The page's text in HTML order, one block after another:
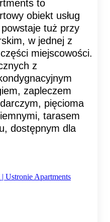
to
obiekt usług
tuż przy
w jednej z
miejscowości.
z
zapleczem
pięcioma
tarasem
dostępnym dla
Ustronie Apartments